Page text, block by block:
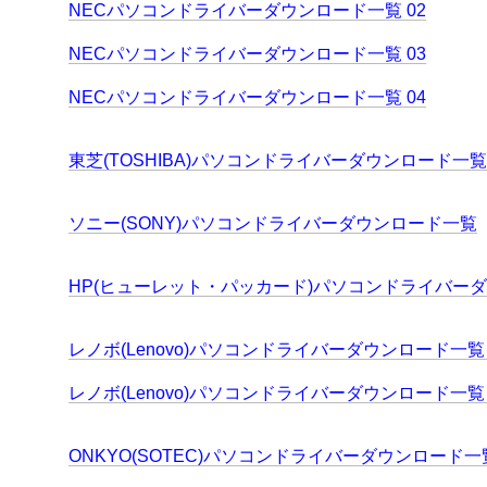
NECパソコンドライバーダウンロード一覧 02
NECパソコンドライバーダウンロード一覧 03
NECパソコンドライバーダウンロード一覧 04
東芝(TOSHIBA)パソコンドライバーダウンロード一覧
ソニー(SONY)パソコンドライバーダウンロード一覧
HP(ヒューレット・パッカード)パソコンドライバー
レノボ(Lenovo)パソコンドライバーダウンロード一
レノボ(Lenovo)パソコンドライバーダウンロード一
ONKYO(SOTEC)パソコンドライバーダウンロード一